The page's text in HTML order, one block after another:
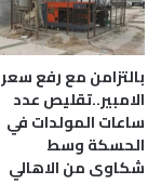
بالتزامن مع رفع سعر
الامبير..تقليص عدد
ساعات المولدات في
الحسكة وسط
شكاوى من الاهالي